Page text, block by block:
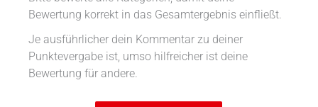
Bewertung korrekt in das Gesamtergebnis einfließt.
Je ausführlicher dein Kommentar zu deiner
Punktevergabe ist, umso hilfreicher ist deine
Bewertung für andere.